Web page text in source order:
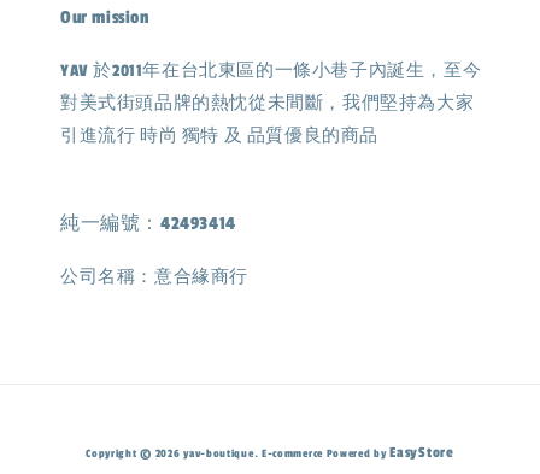
Our mission
YAV 於2011年在台北東區的一條小巷子內誕生，至今
對美式街頭品牌的熱忱從未間斷，我們堅持為大家
引進流行 時尚 獨特 及 品質優良的商品
純一編號：42493414
公司名稱：意合緣商行
Copyright © 2026 yav-boutique. E-commerce Powered by EasyStore